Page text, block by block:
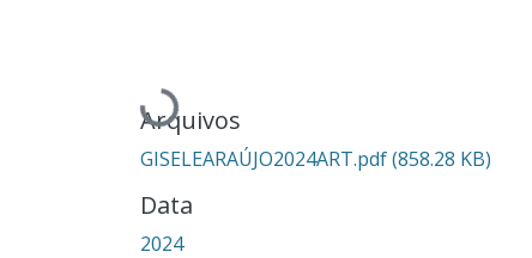
Carregando...
Arquivos
GISELEARAÚJO2024ART.pdf(858.28 KB)
Data
2024